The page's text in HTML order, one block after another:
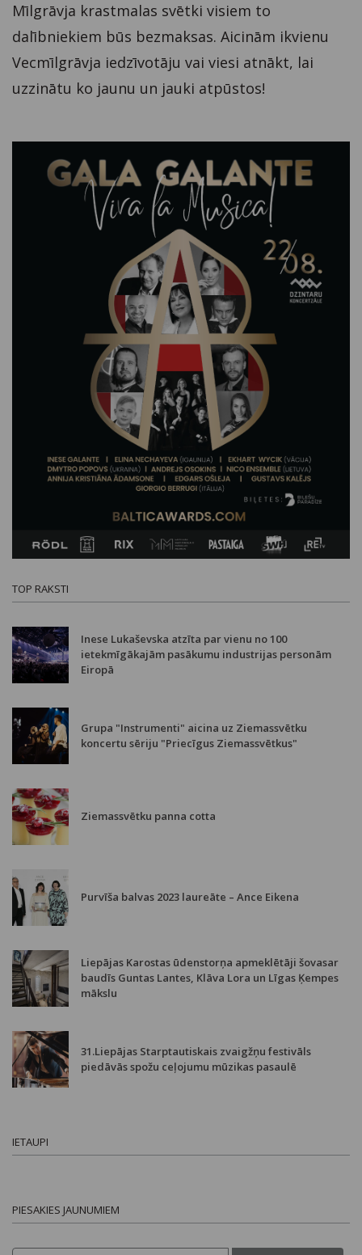
Mīlgrāvja krastmalas svētki visiem to
dalībniekiem būs bezmaksas. Aicinām ikvienu
Vecmīlgrāvja iedzīvotāju vai viesi atnākt, lai
uzzinātu ko jaunu un jauki atpūstos!
TOP RAKSTI
Inese Lukaševska atzīta par vienu no 100
ietekmīgākajām pasākumu industrijas personām
Eiropā
Grupa "Instrumenti" aicina uz Ziemassvētku
koncertu sēriju "Priecīgus Ziemassvētkus"
Ziemassvētku panna cotta
Purvīša balvas 2023 laureāte – Ance Eikena
Liepājas Karostas ūdenstorņa apmeklētāji šovasar
baudīs Guntas Lantes, Klāva Lora un Līgas Ķempes
mākslu
31.Liepājas Starptautiskais zvaigžņu festivāls
piedāvās spožu ceļojumu mūzikas pasaulē
IETAUPI
PIESAKIES JAUNUMIEM